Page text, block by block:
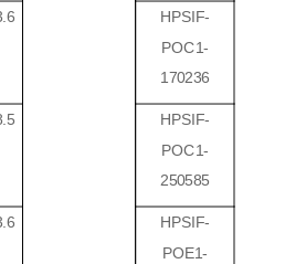
HPSIF-
POC1-
170236
HPSIF-
POC1-
250585
HPSIF-
POE1-